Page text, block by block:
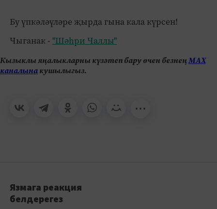
Бу үпкәләүләре җырда гына кала күрсен!
Чыганак - "Шәһри Чаллы"
Кызыклы яңалыкларны күзәтеп бару өчен безнеңМАХ
каналынакушылыгыз.
Язмага реакция
белдерегез